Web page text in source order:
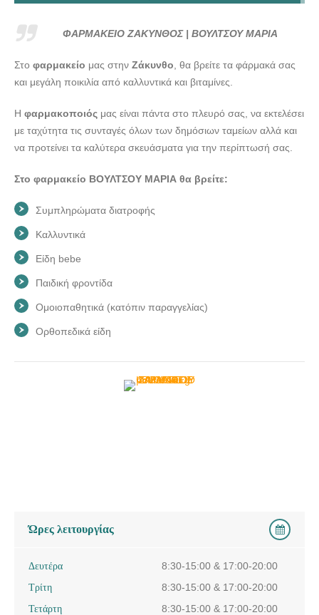
ΦΑΡΜΑΚΕΙΟ ΖΑΚΥΝΘΟΣ | ΒΟΥΛΤΣΟΥ ΜΑΡΙΑ ---
ΦΑΡΜΑΚΕΙΟ ΖΑΚΥΝΘΟΣ | ΒΟΥΛΤΣΟΥ ΜΑΡΙΑ ---
doctors4u.gr
ΦΑΡΜΑΚΕΙΟ ΖΑΚΥΝΘΟΣ | ΒΟΥΛΤΣΟΥ ΜΑΡΙΑ ---
doctors4u.gr
ΦΑΡΜΑΚΕΙΟ ΖΑΚΥΝΘΟΣ | ΒΟΥΛΤΣΟΥ ΜΑΡΙΑ
Στο φαρμακείο μας στην Ζάκυνθο , θα βρείτε τα φάρμακά σας
και μεγάλη ποικιλία από καλλυντικά και βιταμίνες.
Η φαρμακοποιός μας είναι πάντα στο πλευρό σας, να εκτελέσει
με ταχύτητα τις συνταγές όλων των δημόσιων ταμείων αλλά και
να προτείνει τα καλύτερα σκευάσματα για την περίπτωσή σας.
Στο φαρμακείο ΒΟΥΛΤΣΟΥ ΜΑΡΙΑ θα βρείτε:
Συμπληρώματα διατροφής
Καλλυντικά
Είδη bebe
Παιδική φροντίδα
Ομοιοπαθητικά (κατόπιν παραγγελίας)
Ορθοπεδικά είδη
Ώρες λειτουργίας
Δευτέρα
8:30-15:00 & 17:00-20:00
Τρίτη
8:30-15:00 & 17:00-20:00
Τετάρτη
8:30-15:00 & 17:00-20:00